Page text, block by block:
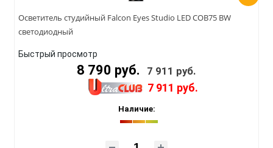
Осветитель студийный Falcon Eyes Studio LED COB75 BW
светодиодный
Быстрый просмотр
8 790 руб. 7 911 руб.
7 911 руб.
Наличие: